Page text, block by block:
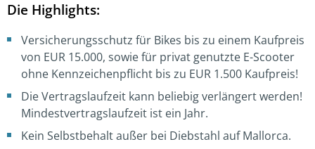
Die Highlights:
Versicherungsschutz für Bikes bis zu einem Kaufpreis
von EUR 15.000, sowie für privat genutzte E-Scooter
ohne Kennzeichenpflicht bis zu EUR 1.500 Kaufpreis!
Die Vertragslaufzeit kann beliebig verlängert werden!
Mindestvertragslaufzeit ist ein Jahr.
Kein Selbstbehalt außer bei Diebstahl auf Mallorca.